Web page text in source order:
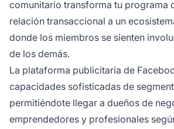
comunitario transforma tu programa
relación transaccional a un
donde los miembros se sienten
de los demás.
La plataforma publicitaria de
capacidades sofisticadas de
permitiéndote llegar a dueños de
emprendedores y profesionales